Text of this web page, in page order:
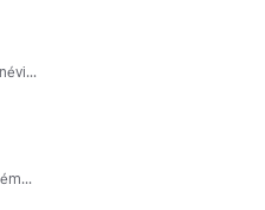
Un châtiment inévitable
Transfert de mémoire